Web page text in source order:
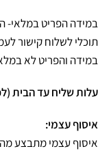
במידה הפריט במלאי- הוא
תוכלי לשלוח קישור
במידה והפריט לא במלאי
עלות שליח עד הבית
איסוף עצמי:
איסוף עצמי מתבצע